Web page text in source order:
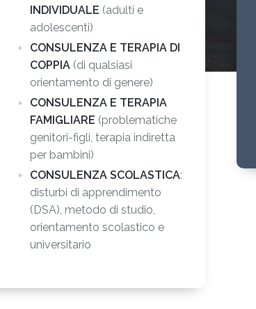
INDIVIDUALE (adulti e
adolescenti)
CONSULENZA E TERAPIA DI
COPPIA (di qualsiasi
orientamento di genere)
CONSULENZA E TERAPIA
FAMIGLIARE (problematiche
genitori-figli, terapia indiretta
per bambini)
CONSULENZA SCOLASTICA:
disturbi di apprendimento
(DSA), metodo di studio,
orientamento scolastico e
universitario